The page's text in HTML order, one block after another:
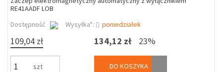
RE41AADF LOB
Dostępność
Wysyłka*: poniedziałek
109,04 zł
szt
134,12 zł 23%
DO KOSZYKA